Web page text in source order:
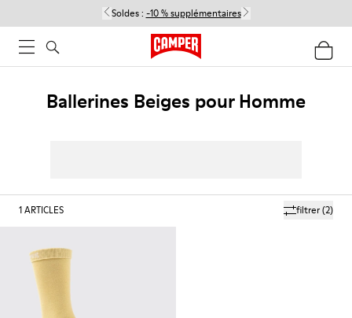
Soldes : -10 % supplémentaires
Ballerines Beiges pour Homme
filtrer(2)
1ARTICLES